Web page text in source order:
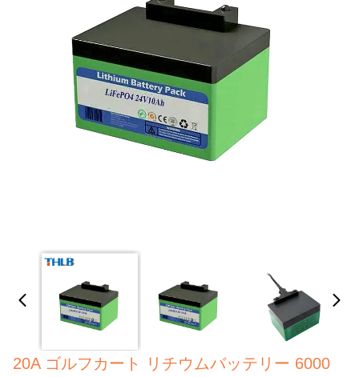
20A ゴルフカート リチウムバッテリー 6000